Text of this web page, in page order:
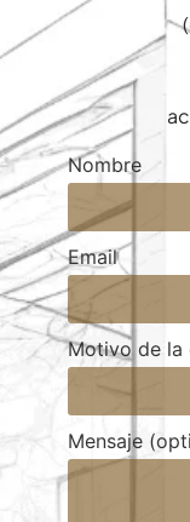
Nombre
Email
Motivo de la
Mensaje